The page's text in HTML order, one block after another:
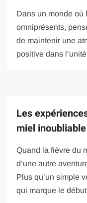
Dans un monde où
omniprésents,
de maintenir une
positive dans
Les
miel inoubliable
Quand la fièvre du
d’une autre
Plus qu’un simple
qui marque le